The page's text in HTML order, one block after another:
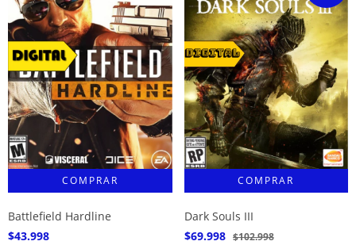
Battlefield Hardline
$43.998
Dark Souls III
$69.998 $102.998